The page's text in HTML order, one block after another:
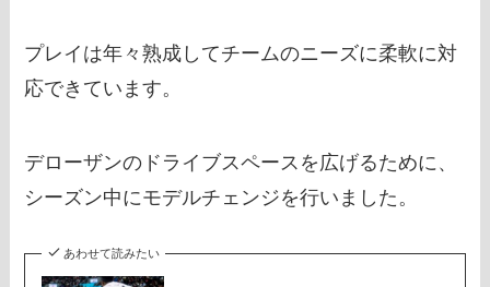
プレイは年々熟成してチームのニーズに柔軟に対
応できています。
デローザンのドライブスペースを広げるために、
シーズン中にモデルチェンジを行いました。
あわせて読みたい